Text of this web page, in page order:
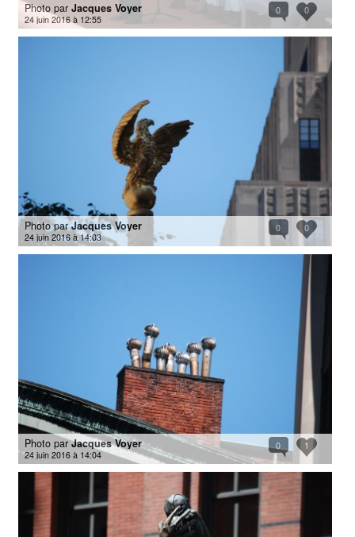
0
0
Photo par Jacques Voyer
24 juin 2016 à 12:55
0
0
Photo parJacques Voyer
24 juin 2016 à 14:03
1
0
Photo parJacques Voyer
24 juin 2016 à 14:04